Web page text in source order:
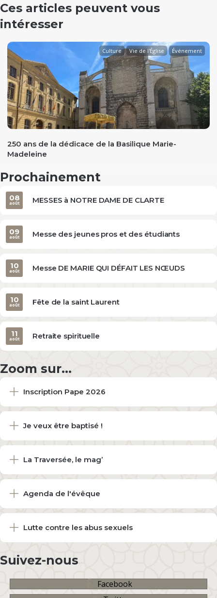
Ces articles peuvent vous
intéresser
Culture Vie de l'Église Événement
250 ans de la dédicace de la Basilique Marie-
Madeleine
Prochainement
MESSES à NOTRE DAME DE CLARTE
08
août
Messe des jeunes pros et des étudiants
09
août
Messe DE MARIE QUI DÉFAIT LES NŒUDS
10
août
Fête de la saint Laurent
10
août
Retraite spirituelle
11
août
Zoom sur...
Inscription Pape 2026
Je veux être baptisé !
La Traversée, le mag’
Agenda de l'évêque
Lutte contre les abus sexuels
Suivez-nous
Facebook